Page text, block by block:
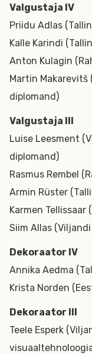
Valgustaja IV
Priidu Adlas
Kalle Karindi
Anton Kulagin
Martin
diplomand)
Valgustaja III
Luise Leesment
diplomand)
Rasmus Rembel
Armin Rüster
Karmen Tellissaar
Siim Allas
Dekoraator IV
Annika Aedma
Krista Norden
Dekoraator III
Teele Esperk